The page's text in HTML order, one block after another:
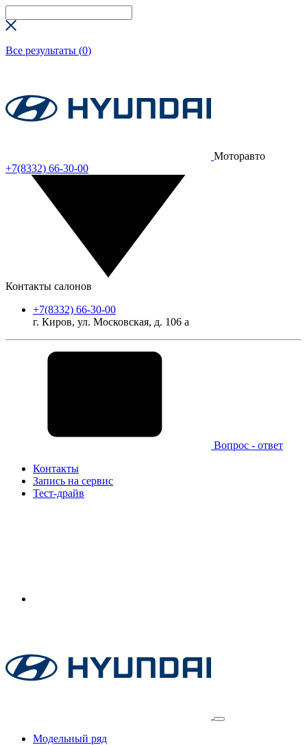
Все результаты (0)
Моторавто
+7(8332) 66-30-00
Контакты салонов
+7(8332) 66-30-00
г. Киров, ул. Московская, д. 106 а
Вопрос - ответ
Контакты
Запись на сервис
Тест-драйв
Модельный ряд